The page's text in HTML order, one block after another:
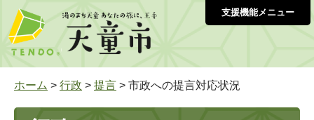
支援機能メニュー
ホーム > 行政 > 提言 > 市政への提言対応状況